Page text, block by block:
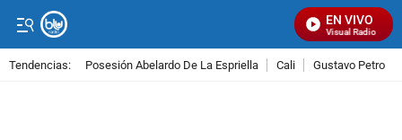
EN VIVO
Señal Visual Radio
Tendencias: Posesión Abelardo De La Espriella Cali Gustavo Petro